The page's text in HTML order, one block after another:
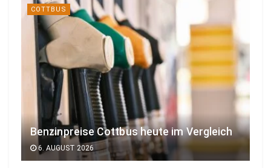
COTTBUS
Benzinpreise Cottbus heute im Vergleich
6. AUGUST 2026